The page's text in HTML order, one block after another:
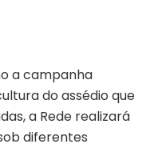
a campanha
do assédio que
a Rede realizará
diferentes